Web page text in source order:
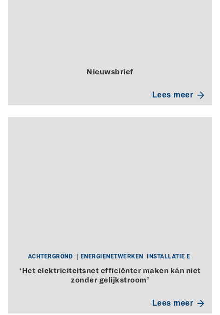
Nieuwsbrief
Lees meer
ACHTERGROND ENERGIENETWERKEN INSTALLATIE E
‘Het elektriciteitsnet efficiënter maken kán niet
zonder gelijkstroom’
Lees meer